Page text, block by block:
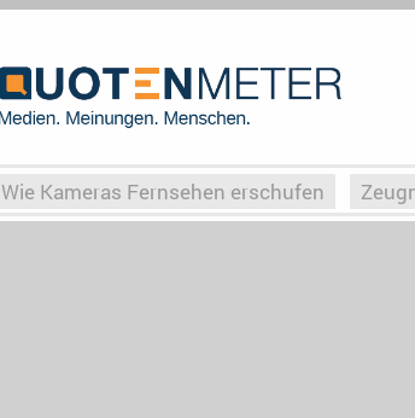
Wie Kameras Fernsehen erschufen